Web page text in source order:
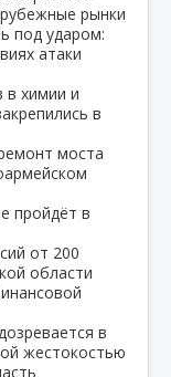
рынки
под ударом:
атаки
в химии и
в
моста
пройдёт в
от 200
области
в
жестокостью